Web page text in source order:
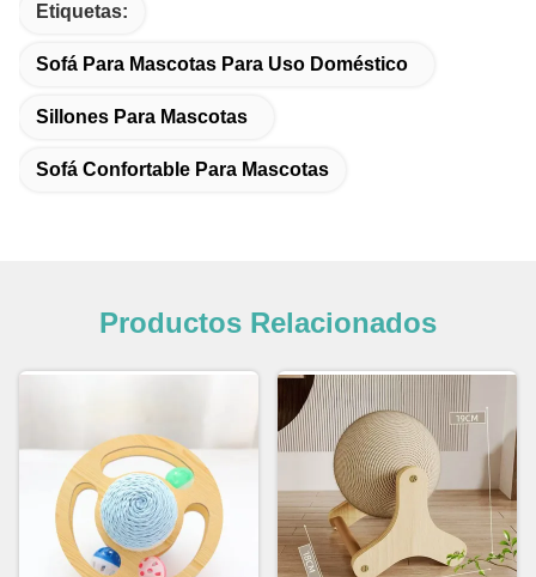
Etiquetas:
Sofá Para Mascotas Para Uso Doméstico
Sillones Para Mascotas
Sofá Confortable Para Mascotas
Productos Relacionados